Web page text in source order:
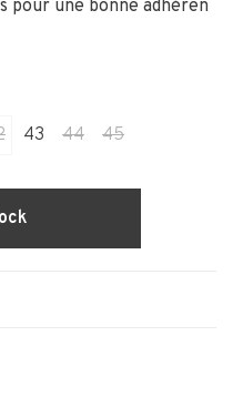
pour une bonne adhéren
43 44 45